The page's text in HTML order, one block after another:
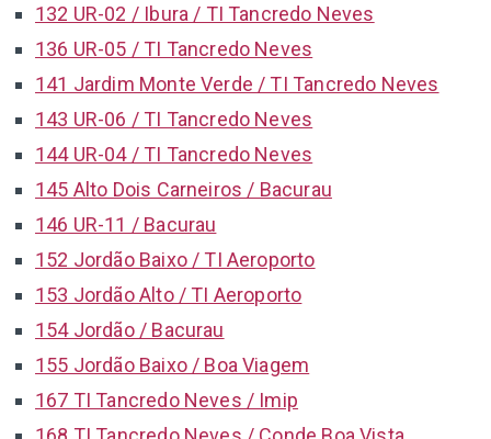
132 UR-02 / Ibura / TI Tancredo Neves
136 UR-05 / TI Tancredo Neves
141 Jardim Monte Verde / TI Tancredo Neves
143 UR-06 / TI Tancredo Neves
144 UR-04 / TI Tancredo Neves
145 Alto Dois Carneiros / Bacurau
146 UR-11 / Bacurau
152 Jordão Baixo / TI Aeroporto
153 Jordão Alto / TI Aeroporto
154 Jordão / Bacurau
155 Jordão Baixo / Boa Viagem
167 TI Tancredo Neves / Imip